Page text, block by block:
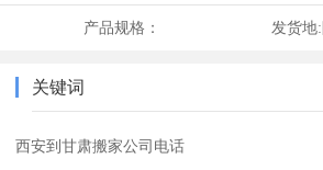
产品规格： 发货地:
关键词
西安到甘肃搬家公司电话